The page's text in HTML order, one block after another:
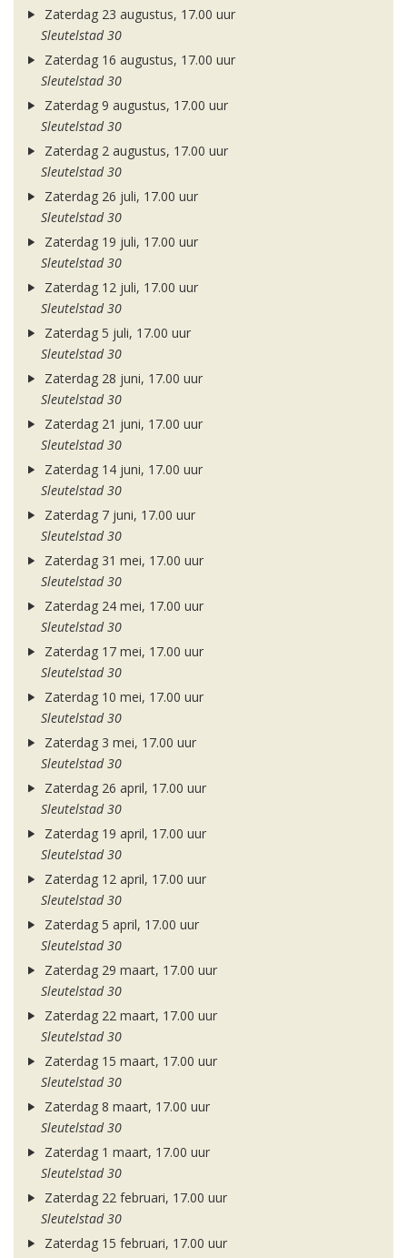
Zaterdag 23 augustus, 17.00 uur
Sleutelstad 30
Zaterdag 16 augustus, 17.00 uur
Sleutelstad 30
Zaterdag 9 augustus, 17.00 uur
Sleutelstad 30
Zaterdag 2 augustus, 17.00 uur
Sleutelstad 30
Zaterdag 26 juli, 17.00 uur
Sleutelstad 30
Zaterdag 19 juli, 17.00 uur
Sleutelstad 30
Zaterdag 12 juli, 17.00 uur
Sleutelstad 30
Zaterdag 5 juli, 17.00 uur
Sleutelstad 30
Zaterdag 28 juni, 17.00 uur
Sleutelstad 30
Zaterdag 21 juni, 17.00 uur
Sleutelstad 30
Zaterdag 14 juni, 17.00 uur
Sleutelstad 30
Zaterdag 7 juni, 17.00 uur
Sleutelstad 30
Zaterdag 31 mei, 17.00 uur
Sleutelstad 30
Zaterdag 24 mei, 17.00 uur
Sleutelstad 30
Zaterdag 17 mei, 17.00 uur
Sleutelstad 30
Zaterdag 10 mei, 17.00 uur
Sleutelstad 30
Zaterdag 3 mei, 17.00 uur
Sleutelstad 30
Zaterdag 26 april, 17.00 uur
Sleutelstad 30
Zaterdag 19 april, 17.00 uur
Sleutelstad 30
Zaterdag 12 april, 17.00 uur
Sleutelstad 30
Zaterdag 5 april, 17.00 uur
Sleutelstad 30
Zaterdag 29 maart, 17.00 uur
Sleutelstad 30
Zaterdag 22 maart, 17.00 uur
Sleutelstad 30
Zaterdag 15 maart, 17.00 uur
Sleutelstad 30
Zaterdag 8 maart, 17.00 uur
Sleutelstad 30
Zaterdag 1 maart, 17.00 uur
Sleutelstad 30
Zaterdag 22 februari, 17.00 uur
Sleutelstad 30
Zaterdag 15 februari, 17.00 uur